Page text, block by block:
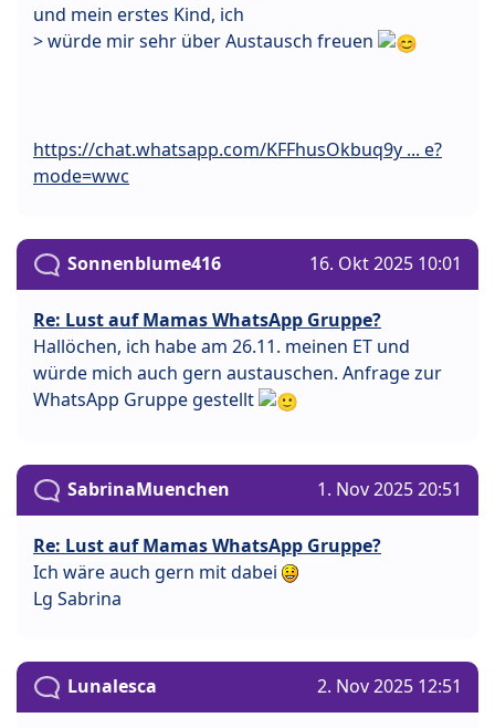
und mein erstes Kind, ich
> würde mir sehr über Austausch freuen
https://chat.whatsapp.com/KFFhusOkbuq9y ... e?
mode=wwc
Sonnenblume416 16. Okt 2025 10:01
Re: Lust auf Mamas WhatsApp Gruppe?
Hallöchen, ich habe am 26.11. meinen ET und
würde mich auch gern austauschen. Anfrage zur
WhatsApp Gruppe gestellt
SabrinaMuenchen 1. Nov 2025 20:51
Re: Lust auf Mamas WhatsApp Gruppe?
Ich wäre auch gern mit dabei
Lg Sabrina
Lunalesca 2. Nov 2025 12:51